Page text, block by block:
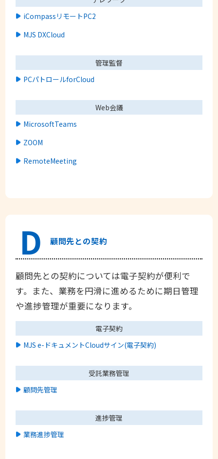
iCompassリモートPC2
MJS DXCloud
管理監督
PCパトロールforCloud
Web会議
MicrosoftTeams
ZOOM
RemoteMeeting
D 顧問先との契約
顧問先との契約については電子契約が便利で
す。また、業務を円滑に進めるために期日管理
や進捗管理が重要になります。
電子契約
MJS e-ドキュメントCloudサイン(電子契約)
受託業務管理
顧問先管理
進捗管理
業務進捗管理